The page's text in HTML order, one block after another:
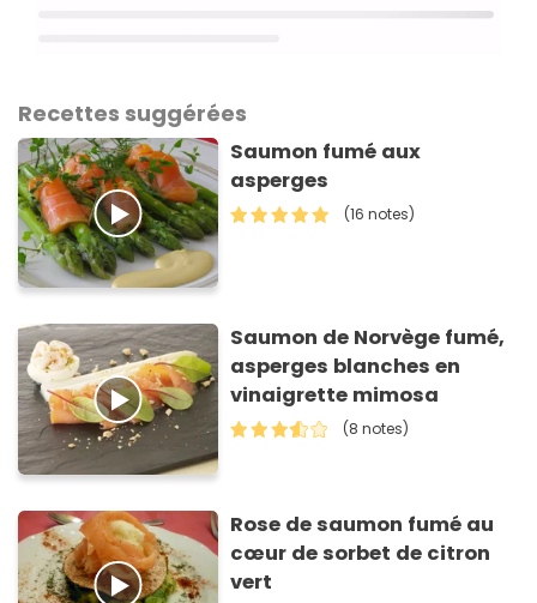
Recettes suggérées
Saumon fumé aux
asperges
(16 notes)
Saumon de Norvège fumé,
asperges blanches en
vinaigrette mimosa
(8 notes)
Rose de saumon fumé au
cœur de sorbet de citron
vert